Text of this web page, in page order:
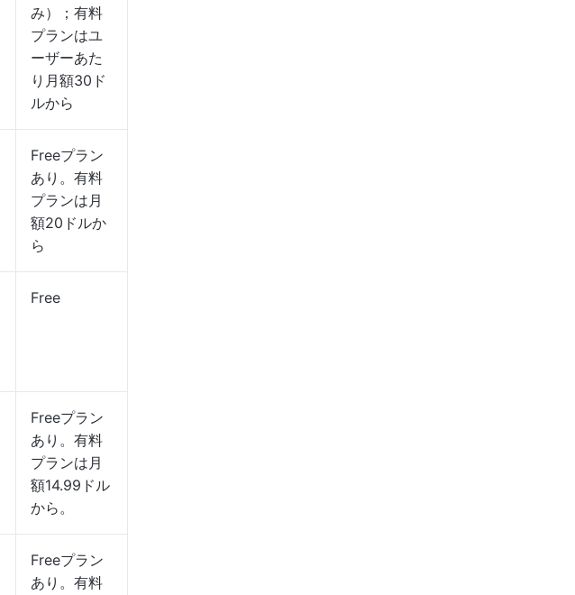
み）；有料
プランはユ
ーザーあた
り月額30ド
ルから
Freeプラン
あり。有料
プランは月
額20ドルか
ら
Free
Freeプラン
あり。有料
プランは月
額14.99ドル
から。
Freeプラン
あり。有料